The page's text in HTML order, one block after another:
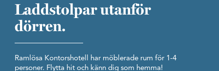
Laddstolpar utanför
dörren.
Ramlösa Kontorshotell har möblerade rum för 1-4
personer. Flytta hit och känn dig som hemma!